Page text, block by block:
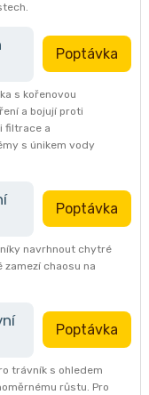
Poptávka
s kořenovou
a bojují proti
filtrace a
s únikem vody
Poptávka
navrhnout chytré
zamezí chaosu na
Poptávka
trávník s ohledem
růstu. Pro